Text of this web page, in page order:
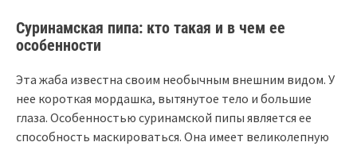
Суринамская пипа: кто такая и в чем ее
особенности
Эта жаба известна своим необычным внешним видом. У
нее короткая мордашка, вытянутое тело и большие
глаза. Особенностью суринамской пипы является ее
способность маскироваться. Она имеет великолепную